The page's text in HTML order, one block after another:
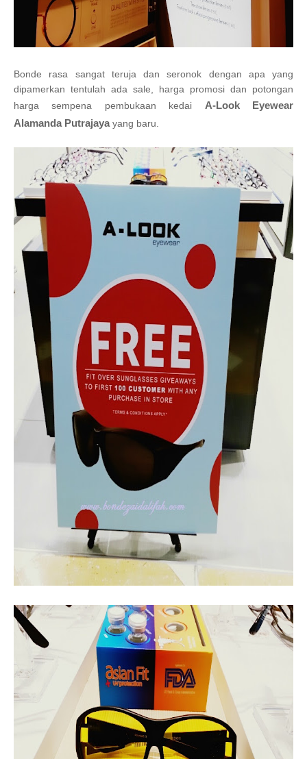
Bonde rasa sangat teruja dan seronok dengan apa yang
dipamerkan tentulah ada sale, harga promosi dan potongan
harga sempena pembukaan kedai A-Look Eyewear
Alamanda Putrajayayang baru.